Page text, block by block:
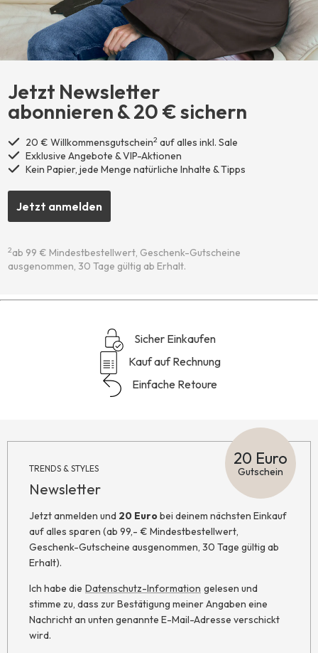
Jetzt Newsletter
abonnieren ​& 20 € sichern
20 € Willkommensgutschein2 auf alles inkl. Sale
Exklusive Angebote & VIP-Aktionen
Kein Papier, jede Menge natürliche Inhalte & Tipps
Jetzt anmelden
2ab 99 € Mindestbestellwert, Geschenk-Gutscheine
ausgenommen, 30 Tage gültig ab Erhalt.
Sicher Einkaufen
Kauf auf Rechnung
Einfache Retoure
TRENDS & STYLES
Newsletter
20 Euro
Gutschein
Jetzt anmelden und 20 Eurobei deinem nächsten Einkauf
auf alles sparen (ab 99,- € Mindestbestellwert,
Geschenk-Gutscheine ausgenommen, 30 Tage gültig ab
Erhalt).
Ich habe die Datenschutz-Information gelesen und
stimme zu, dass zur Bestätigung meiner Angaben eine
Nachricht an unten genannte E-Mail-Adresse verschickt
wird.